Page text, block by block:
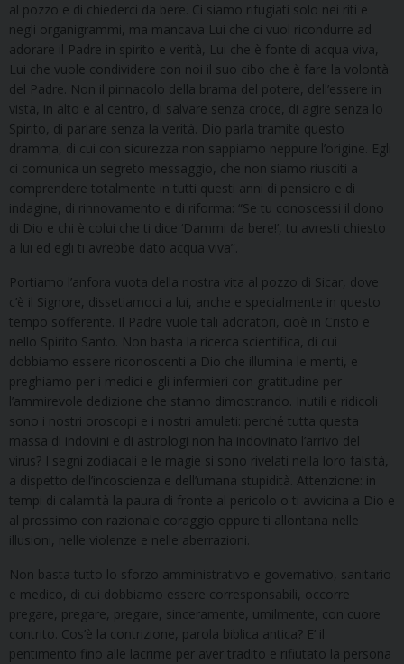
al pozzo e di chiederci da bere. Ci siamo rifugiati solo nei riti e
negli organigrammi, ma mancava Lui che ci vuol ricondurre ad
adorare il Padre in spirito e verità, Lui che è fonte di acqua viva,
Lui che vuole condividere con noi il suo cibo che è fare la volontà
del Padre. Non il pinnacolo della brama del potere, dell’essere in
vista, in alto e al centro, di salvare senza croce, di agire senza lo
Spirito, di parlare senza la verità. Dio parla tramite questo
dramma, di cui con sicurezza non sappiamo neppure l’origine. Egli
ci comunica un segreto messaggio, che non siamo riusciti a
comprendere totalmente in tutti questi anni di pensiero e di
indagine, di rinnovamento e di riforma: “Se tu conoscessi il dono
di Dio e chi è colui che ti dice ‘Dammi da bere!’, tu avresti chiesto
a lui ed egli ti avrebbe dato acqua viva”.
Portiamo l’anfora vuota della nostra vita al pozzo di Sicar, dove
c’è il Signore, dissetiamoci a lui, anche e specialmente in questo
tempo sofferente. Il Padre vuole tali adoratori, cioè in Cristo e
nello Spirito Santo. Non basta la ricerca scientifica, di cui
dobbiamo essere riconoscenti a Dio che illumina le menti, e
preghiamo per i medici e gli infermieri con gratitudine per
l’ammirevole dedizione che stanno dimostrando. Inutili e ridicoli
sono i nostri oroscopi e i nostri amuleti: perché tutta questa
massa di indovini e di astrologi non ha indovinato l’arrivo del
virus? I segni zodiacali e le magie si sono rivelati nella loro falsità,
a dispetto dell’incoscienza e dell’umana stupidità. Attenzione: in
tempi di calamità la paura di fronte al pericolo o ti avvicina a Dio e
al prossimo con razionale coraggio oppure ti allontana nelle
illusioni, nelle violenze e nelle aberrazioni.
Non basta tutto lo sforzo amministrativo e governativo, sanitario
e medico, di cui dobbiamo essere corresponsabili, occorre
pregare, pregare, pregare, sinceramente, umilmente, con cuore
contrito. Cos’è la contrizione, parola biblica antica? E’ il
pentimento fino alle lacrime per aver tradito e rifiutato la persona